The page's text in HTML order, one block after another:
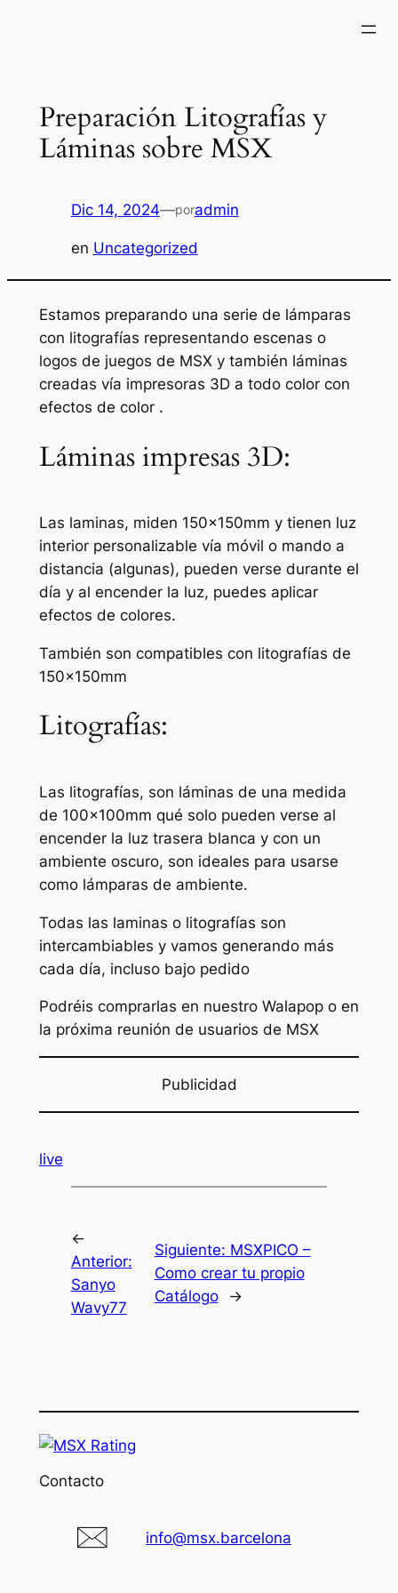
Preparación Litografías y
Láminas sobre MSX
Dic 14, 2024—poradmin
en Uncategorized
Estamos preparando una serie de lámparas
con litografías representando escenas o
logos de juegos de MSX y también láminas
creadas vía impresoras 3D a todo color con
efectos de color .
Láminas impresas 3D:
Las laminas, miden 150x150mm y tienen luz
interior personalizable vía móvil o mando a
distancia (algunas), pueden verse durante el
día y al encender la luz, puedes aplicar
efectos de colores.
También son compatibles con litografías de
150x150mm
Litografías:
Las litografías, son láminas de una medida
de 100x100mm qué solo pueden verse al
encender la luz trasera blanca y con un
ambiente oscuro, son ideales para usarse
como lámparas de ambiente.
Todas las laminas o litografías son
intercambiables y vamos generando más
cada día, incluso bajo pedido
Podréis comprarlas en nuestro Walapop o en
la próxima reunión de usuarios de MSX
Publicidad
live
←
Anterior:
Sanyo
Wavy77
Siguiente: MSXPICO –
Como crear tu propio
Catálogo
→
Contacto
info@msx.barcelona